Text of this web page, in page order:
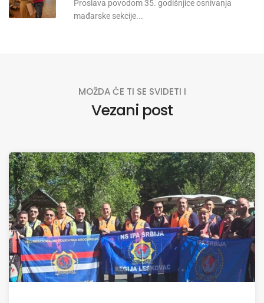
Proslava povodom 35. godišnjice osnivanja
mađarske sekcije...
MOŽDA ĆE TI SE SVIDETI I
Vezani post